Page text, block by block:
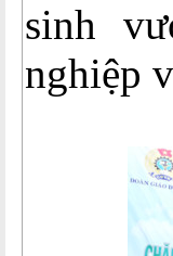
sinh
nghiệp